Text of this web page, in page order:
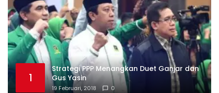
1
Strategi PPP Menangkan Duet Ganjar dan
Gus Yasin
19 Februari, 2018 0